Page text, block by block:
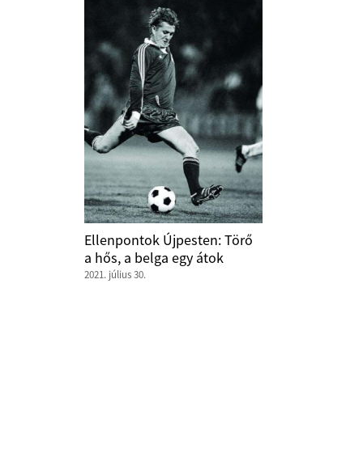
Ellenpontok Újpesten: Törő
a hős, a belga egy átok
2021. július 30.